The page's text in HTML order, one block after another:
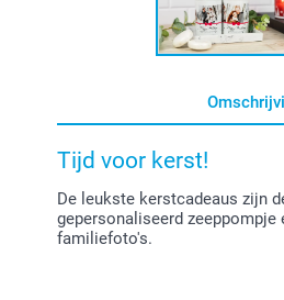
Tijd voor kerst!
De leukste kerstcadeaus zijn
gepersonaliseerd
familiefoto's.